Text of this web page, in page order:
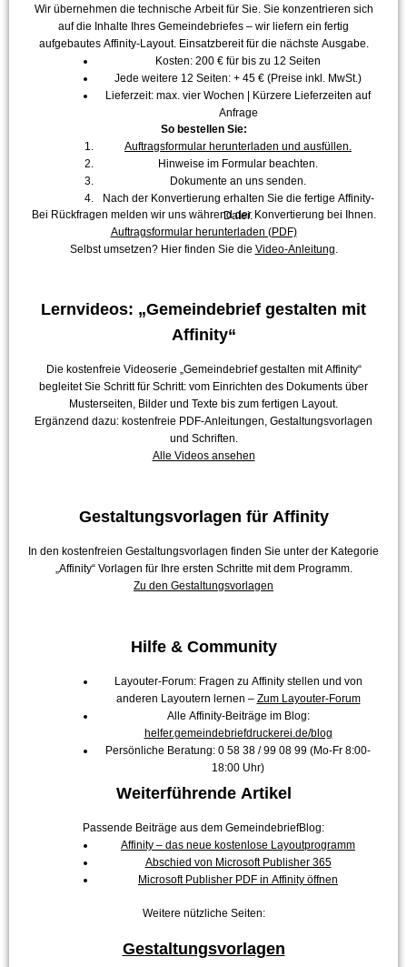
Wir übernehmen die technische Arbeit für Sie. Sie konzentrieren sich
auf die Inhalte Ihres Gemeindebriefes – wir liefern ein fertig
aufgebautes Affinity-Layout. Einsatzbereit für die nächste Ausgabe.
Kosten: 200 € für bis zu 12 Seiten
Jede weitere 12 Seiten: + 45 € (Preise inkl. MwSt.)
Lieferzeit: max. vier Wochen | Kürzere Lieferzeiten auf
Anfrage
So bestellen Sie:
Auftragsformular herunterladen und ausfüllen.
Hinweise im Formular beachten.
Dokumente an uns senden.
Nach der Konvertierung erhalten Sie die fertige Affinity-
Datei.
Bei Rückfragen melden wir uns während der Konvertierung bei Ihnen.
Auftragsformular herunterladen (PDF)
Selbst umsetzen? Hier finden Sie die Video-Anleitung
Lernvideos: „Gemeindebrief gestalten mit
Affinity“
Die kostenfreie Videoserie „Gemeindebrief gestalten mit Affinity“
begleitet Sie Schritt für Schritt: vom Einrichten des Dokuments über
Musterseiten, Bilder und Texte bis zum fertigen Layout.
Ergänzend dazu: kostenfreie PDF-Anleitungen, Gestaltungsvorlagen
und Schriften.
Alle Videos ansehen
Gestaltungsvorlagen für Affinity
In den kostenfreien Gestaltungsvorlagen finden Sie unter der Kategorie
„Affinity“ Vorlagen für Ihre ersten Schritte mit dem Programm.
Zu den Gestaltungsvorlagen
Hilfe & Community
Layouter-Forum: Fragen zu Affinity stellen und von
anderen Layoutern lernen – Zum Layouter-Forum
Alle Affinity-Beiträge im Blog:
helfer.gemeindebriefdruckerei.de/blog
Persönliche Beratung: 0 58 38 / 99 08 99 (Mo-Fr 8:00-
18:00 Uhr)
Weiterführende Artikel
Passende Beiträge aus dem GemeindebriefBlog:
Affinity – das neue kostenlose Layoutprogramm
Abschied von Microsoft Publisher 365
Microsoft Publisher PDF in Affinity öffnen
Weitere nützliche Seiten:
Gestaltungsvorlagen